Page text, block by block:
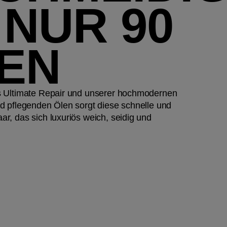
90
Repair und unserer hochmodernen
pflegenden Ölen sorgt diese schnelle und
das sich luxuriös weich, seidig und